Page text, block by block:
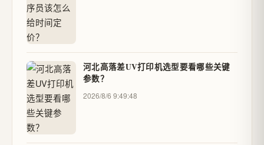
河北高落差UV打印机选型要看哪些关键
参数？
2026/8/6 9:49:48